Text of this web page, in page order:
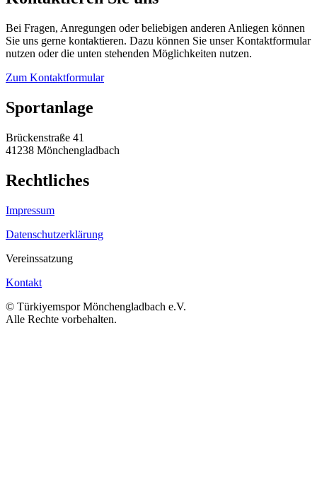
Bei Fragen, Anregungen oder beliebigen anderen Anliegen können
Sie uns gerne kontaktieren. Dazu können Sie unser Kontaktformular
nutzen oder die unten stehenden Möglichkeiten nutzen.
Zum Kontaktformular
Sportanlage
Brückenstraße 41
41238 Mönchengladbach
Rechtliches
Impressum
Datenschutzerklärung
Vereinssatzung
Kontakt
© Türkiyemspor Mönchengladbach e.V.
Alle Rechte vorbehalten.